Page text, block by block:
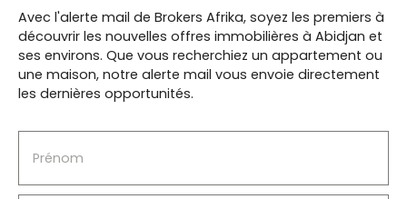
servicesrestaurantsaxes de circulation et
transports🎯 Pourquoi ce bien est intéressant
Appartement neuf (aucun travaux à
prévoir)Surface confortable pour un T2Bon
potentiel locatifRésidence avec prestations
recherchée Intéressé(e) ? Contactez-nous dès
brokersafrika. com Brokers Afrika – Votre Rêve,
Notre Mission © 2023 Brokers Afrika. Tous
Avec l'alerte mail de Brokers Afrika, soyez les premiers à
découvrir les nouvelles offres immobilières à Abidjan et
ses environs. Que vous recherchiez un appartement ou
une maison, notre alerte mail vous envoie directement
les dernières opportunités.
Prénom